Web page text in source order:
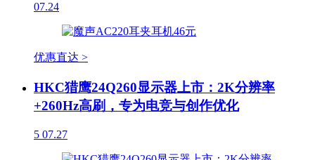
07.24
优惠直达 >
HKC猎鹰24Q260显示器上市：2K分辨率
+260Hz高刷，专为电竞与创作优化
5 07.27